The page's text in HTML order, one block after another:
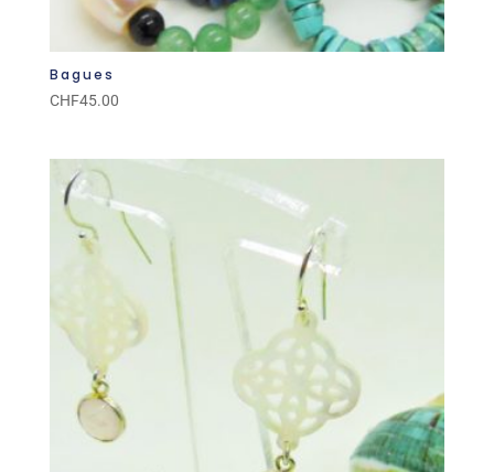
Bagues
CHF45.00